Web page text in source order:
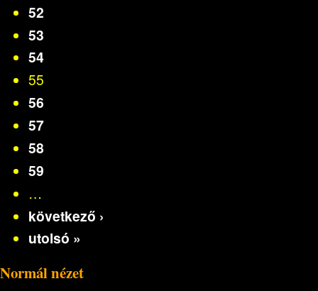
52
53
54
55
56
57
58
59
…
következő ›
utolsó »
Normál nézet